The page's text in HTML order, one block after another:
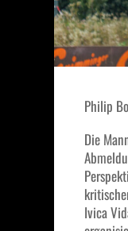
Philip
Die
Ivica